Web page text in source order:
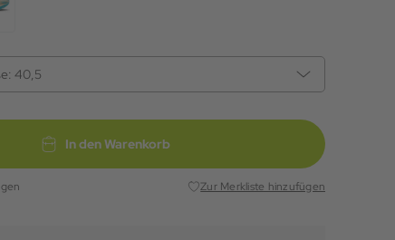
40,5
In den Warenkorb
Zur Merkliste hinzufügen